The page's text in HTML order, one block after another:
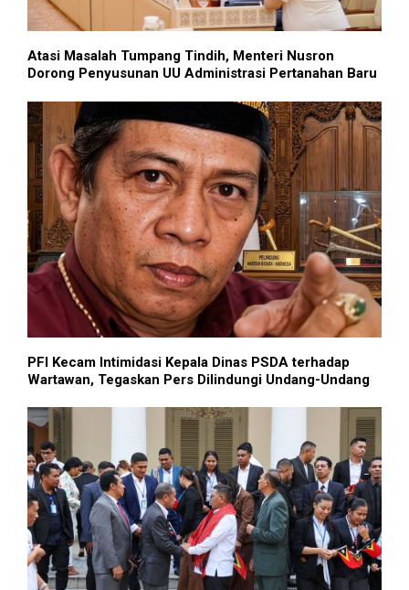
Atasi Masalah Tumpang Tindih, Menteri Nusron
Dorong Penyusunan UU Administrasi Pertanahan Baru
PFI Kecam Intimidasi Kepala Dinas PSDA terhadap
Wartawan, Tegaskan Pers Dilindungi Undang-Undang